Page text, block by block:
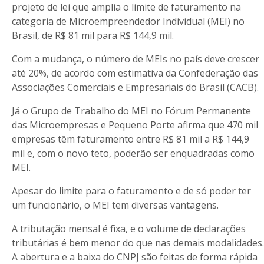
projeto de lei que amplia o limite de faturamento na
categoria de Microempreendedor Individual (MEI) no
Brasil, de R$ 81 mil para R$ 144,9 mil.
Com a mudança, o número de MEIs no país deve crescer
até 20%, de acordo com estimativa da Confederação das
Associações Comerciais e Empresariais do Brasil (CACB).
Já o Grupo de Trabalho do MEI no Fórum Permanente
das Microempresas e Pequeno Porte afirma que 470 mil
empresas têm faturamento entre R$ 81 mil a R$ 144,9
mil e, com o novo teto, poderão ser enquadradas como
MEI.
Apesar do limite para o faturamento e de só poder ter
um funcionário, o MEI tem diversas vantagens.
A tributação mensal é fixa, e o volume de declarações
tributárias é bem menor do que nas demais modalidades.
A abertura e a baixa do CNPJ são feitas de forma rápida